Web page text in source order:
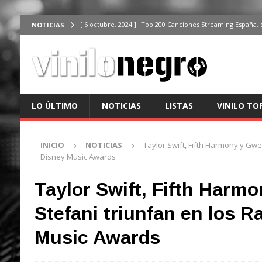
NOTICIAS [ 6 octubre, 2024 ] Top 200 Canciones Streaming
[ 3 octubre, 2024 ] Top 100 Artistas Españoles
[ 2 octubre, 2024 ] Top 100 Artistas Internacionales
ÚLTIMO
[ 6 octubre, 2024 ] Top 200 Canciones España, del 30 de
LO ÚLTIMO NOTICIAS LISTAS VINILO
INICIO NOTICIAS
Taylor Swift, Fifth Harmony y
Disney Music Awards
Taylor Swift, Fifth
Stefani triunfan en los
Music Awards